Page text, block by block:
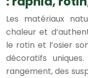
Les matériaux
chaleur et
le rotin et l’osier
décoratifs
rangement, des